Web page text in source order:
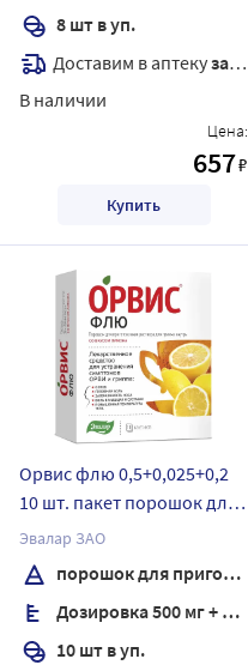
8 шт в уп.
Доставим в аптекузавтра
В наличии
Цена:
657₽
Купить
Орвис флю 0,5+0,025+0,2
10 шт. пакет порошок для
приготовления раствора
для приема внутрь 4,95 гр
вкус лимон
Эвалар ЗАО
порошок для приготовления раствора
Дозировка 500 мг + 25 мг + 200 мг
10 шт в уп.